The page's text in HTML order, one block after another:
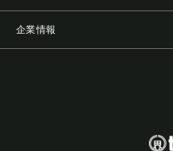
企業情報